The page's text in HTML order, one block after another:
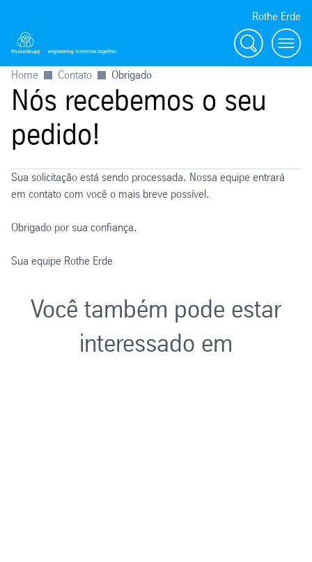
Rothe Erde
Procurar
Home Contato Obrigado
Nós recebemos o seu
pedido!
Sua solicitação está sendo processada. Nossa equipe entrará
em contato com você o mais breve possível.
Obrigado por sua confiança.
Sua equipe Rothe Erde
Você também pode estar
interessado em